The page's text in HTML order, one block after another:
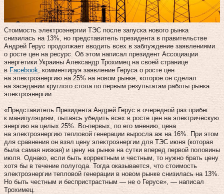
Стоимость электроэнергии ТЭС после запуска нового рынка
снизилась на 13%, но представитель президента в правительстве
Андрей Герус продолжает вводить всех в заблуждение заявлениями
о росте цен на ресурс. Об этом написал президент Ассоциации
энергетики Украины Александр Трохимец на своей странице
в Facebook , комментируя заявление Геруса о росте цен
на электроэнергию на 25% на новом рынке, которое он сделал
на заседании круглого стола по первым результатам работы рынка
электроэнергии.
«Представитель Президента Андрей Герус в очередной раз прибег
к манипуляциям, пытаясь убедить всех в росте цен на электрическую
энергию на целых 25%. Во-первых, по его мнению, цена
на электроэнергию тепловой генерации выросла аж на 16%. При этом
для сравнения он взял цену электроэнергии для ТЭС июня (которая
была самая низкая) и цену на рынке на сутки вперед первой половины
июля. Однако, если быть корректным и честным, то нужно брать цену
хотя бы в течение полугода. Тогда оказывается, что стоимость
электроэнергии тепловой генерации в новом рынке снизилась на 13%.
Но быть честным и беспристрастным — не о Герусе», — написал
Трохимец.